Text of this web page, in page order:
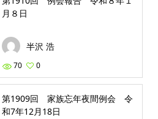
月８日
半沢 浩
70 0
第1909回 家族忘年夜間例会 令
和7年12月18日